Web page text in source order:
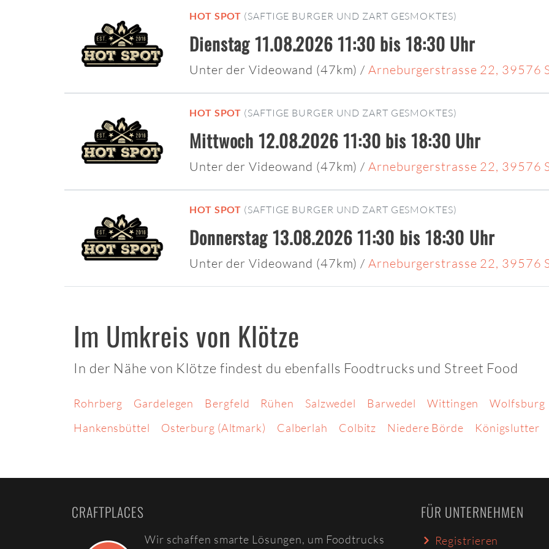
HOT SPOT (SAFTIGE BURGER UND ZART GESMOKTES)
Dienstag 11.08.2026 11:30 bis 18:30 Uhr
Unter der Videowand (47km)/ Arneburgerstrasse 22, 39576
HOT SPOT (SAFTIGE BURGER UND ZART GESMOKTES)
Mittwoch 12.08.2026 11:30 bis 18:30 Uhr
Unter der Videowand (47km)/ Arneburgerstrasse 22, 39576
HOT SPOT (SAFTIGE BURGER UND ZART GESMOKTES)
Donnerstag 13.08.2026 11:30 bis 18:30 Uhr
Unter der Videowand (47km)/ Arneburgerstrasse 22, 39576
Im Umkreis von Klötze
In der Nähe von Klötze findest du ebenfalls Foodtrucks und Street Food
Rohrberg Gardelegen Bergfeld Rühen Salzwedel Barwedel Wittingen Wolfsburg
Hankensbüttel
Osterburg (Altmark) Calberlah Colbitz Niedere Börde Königslutter
CRAFTPLACES
Wir schaffen smarte Lösungen, um Foodtrucks
FÜR UNTERNEHMEN
Registrieren